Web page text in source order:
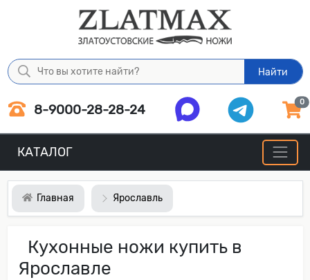
Найти
8-9000-28-28-24 0
КАТАЛОГ
Главная Ярославль
Кухонные ножи купить в
Ярославле